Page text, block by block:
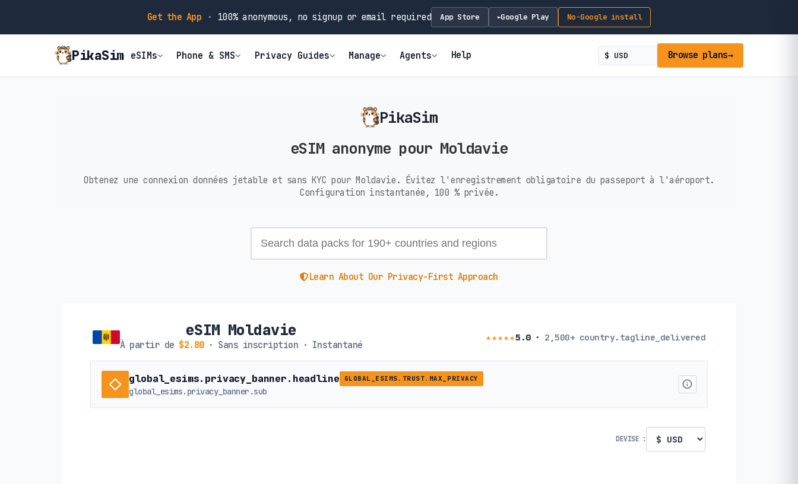
Get the App · 100% anonymous, no signup or email required App Store ►Google Play No-Google install
PikaSim eSIMs Phone & SMS Privacy Guides Manage Agents Help Browse plans→
PikaSim
eSIM anonyme pour Moldavie
Obtenez une connexion données jetable et sans KYC pour Moldavie. Évitez l'enregistrement obligatoire du passeport à l'aéroport.
Configuration instantanée, 100 % privée.
Learn About Our Privacy-First Approach
eSIM Moldavie
À partir de $2.80· Sans inscription · Instantané
★★★★★5.0· 2,500+ country.tagline_delivered
global_esims.privacy_banner.headline GLOBAL_ESIMS.TRUST.MAX_PRIVACY
global_esims.privacy_banner.sub
DEVISE :